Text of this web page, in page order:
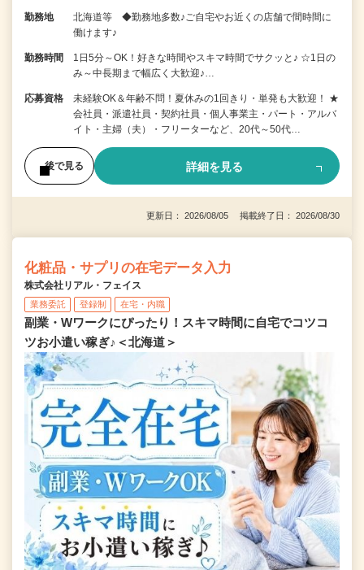
勤務地
北海道等 ◆勤務地多数♪ご自宅やお近くの店舗で間時間に
働けます♪
勤務時間
1日5分～OK！好きな時間やスキマ時間でサクッと♪ ☆1日の
み～中長期まで幅広く大歓迎♪…
応募資格
未経験OK＆年齢不問！夏休みの1回きり・単発も大歓迎！ ★
会社員・派遣社員・契約社員・個人事業主・パート・アルバ
イト・主婦（夫）・フリーターなど、20代～50代…
後で見る 詳細を見る
更新日： 2026/08/05 掲載終了日： 2026/08/30
化粧品・サプリの在宅データ入力
株式会社リアル・フェイス
業務委託 登録制 在宅・内職
副業・Wワークにぴったり！スキマ時間に自宅でコツコ
ツお小遣い稼ぎ♪＜北海道＞